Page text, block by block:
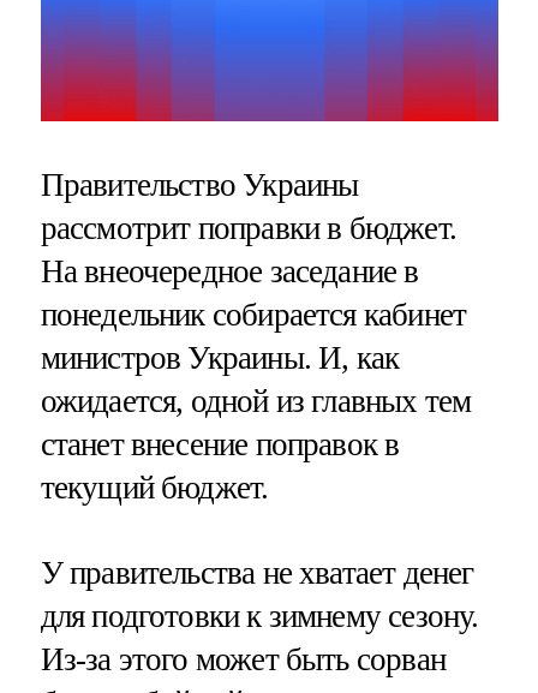
Правительство Украины
рассмотрит поправки в бюджет.
На внеочередное заседание в
понедельник собирается кабинет
министров Украины. И, как
ожидается, одной из главных тем
станет внесение поправок в
текущий бюджет.
У правительства не хватает денег
для подготовки к зимнему сезону.
Из-за этого может быть сорван